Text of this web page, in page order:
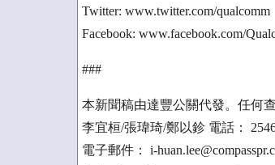
Twitter: www.twitter.com/qualcomm
Facebook: www.facebook.com/
###
本新聞稿由達豐公關代發。任何
李宜桓/張瑋琦/鄭以鉁 電話：
電子郵件： i-